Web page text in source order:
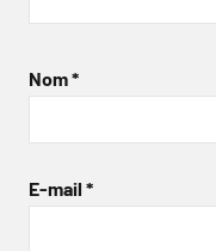
Nom*
E-mail *